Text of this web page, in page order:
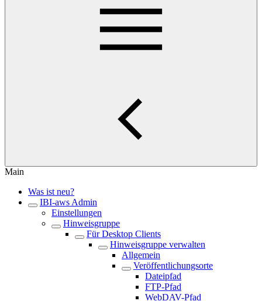
Main
Was ist neu?
IBI-aws Admin
Einstellungen
Hinweisgruppe
Für Desktop Clients
Hinweisgruppe verwalten
Allgemein
Veröffentlichungsorte
Dateipfad
FTP-Pfad
WebDAV-Pfad